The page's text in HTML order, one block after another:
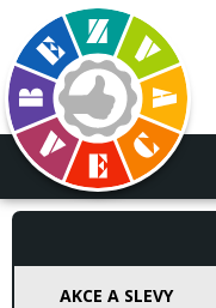
AKCE A SLEVY